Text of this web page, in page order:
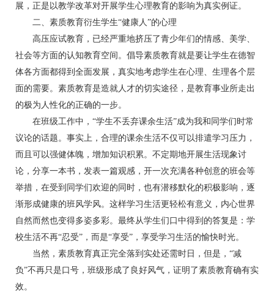
展，正是以教学改革对开展学生心理教育的影响为真实例证。
二、素质教育衍生学生“健康人”的心理
高压应试教育，已经严重地挤压了青少年们的情感、美学、
社会等方面的认知教育空间。倡导素质教育就是要让学生在德智
体各方面都得到全面发展，真实地考虑学生在心理、生理各个层
面的需要。素质教育是造就人才的切实途径，是教育事业所走出
的极为人性化的正确的一步。
在班级工作中，“学生不丢弃课余生活”成为我和同学们时常
议论的话题。事实上，合理的课余生活不仅可以排遣学习压力，
而且可以强健体魄，增加知识积累。不定期地开展生活现象讨
论，分享一本书，发表一篇观感，开一次充满各种创意的班会等
举措，在受到同学们欢迎的同时，也有潜移默化的积极影响，逐
渐形成健康的班风学风。这样学习生活更轻松有意义，内心世界
自然而然也变得多姿多彩。最终从学生们口中得到的答复是：学
校生活不再“忍受”，而是“享受”，享受学习生活的愉快时光。
当然，素质教育真正完全落到实处还需时日，但是，“减
负”不再只是口号，班级形成了良好风气，证明了素质教育确有实
效。